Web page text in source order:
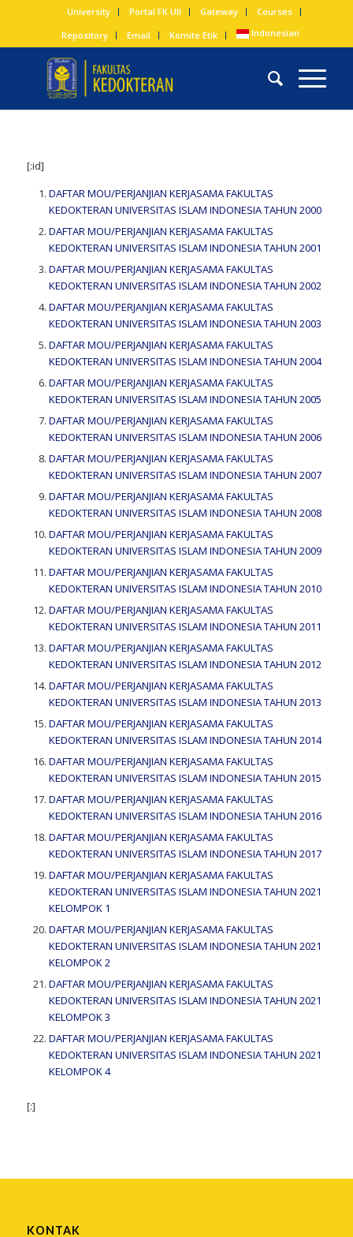
University Portal FK UII Gateway
Courses
Repository
Email Komite Etik Indonesian
[:id]
DAFTAR MOU/PERJANJIAN KERJASAMA FAKULTAS
KEDOKTERAN UNIVERSITAS ISLAM INDONESIA TAHUN 2000
DAFTAR MOU/PERJANJIAN KERJASAMA FAKULTAS
KEDOKTERAN UNIVERSITAS ISLAM INDONESIA TAHUN 2001
DAFTAR MOU/PERJANJIAN KERJASAMA FAKULTAS
KEDOKTERAN UNIVERSITAS ISLAM INDONESIA TAHUN 2002
DAFTAR MOU/PERJANJIAN KERJASAMA FAKULTAS
KEDOKTERAN UNIVERSITAS ISLAM INDONESIA TAHUN 2003
DAFTAR MOU/PERJANJIAN KERJASAMA FAKULTAS
KEDOKTERAN UNIVERSITAS ISLAM INDONESIA TAHUN 2004
DAFTAR MOU/PERJANJIAN KERJASAMA FAKULTAS
KEDOKTERAN UNIVERSITAS ISLAM INDONESIA TAHUN 2005
DAFTAR MOU/PERJANJIAN KERJASAMA FAKULTAS
KEDOKTERAN UNIVERSITAS ISLAM INDONESIA TAHUN 2006
DAFTAR MOU/PERJANJIAN KERJASAMA FAKULTAS
KEDOKTERAN UNIVERSITAS ISLAM INDONESIA TAHUN 2007
DAFTAR MOU/PERJANJIAN KERJASAMA FAKULTAS
KEDOKTERAN UNIVERSITAS ISLAM INDONESIA TAHUN 2008
DAFTAR MOU/PERJANJIAN KERJASAMA FAKULTAS
KEDOKTERAN UNIVERSITAS ISLAM INDONESIA TAHUN 2009
DAFTAR MOU/PERJANJIAN KERJASAMA FAKULTAS
KEDOKTERAN UNIVERSITAS ISLAM INDONESIA TAHUN 2010
DAFTAR MOU/PERJANJIAN KERJASAMA FAKULTAS
KEDOKTERAN UNIVERSITAS ISLAM INDONESIA TAHUN 2011
DAFTAR MOU/PERJANJIAN KERJASAMA FAKULTAS
KEDOKTERAN UNIVERSITAS ISLAM INDONESIA TAHUN 2012
DAFTAR MOU/PERJANJIAN KERJASAMA FAKULTAS
KEDOKTERAN UNIVERSITAS ISLAM INDONESIA TAHUN 2013
DAFTAR MOU/PERJANJIAN KERJASAMA FAKULTAS
KEDOKTERAN UNIVERSITAS ISLAM INDONESIA TAHUN 2014
DAFTAR MOU/PERJANJIAN KERJASAMA FAKULTAS
KEDOKTERAN UNIVERSITAS ISLAM INDONESIA TAHUN 2015
DAFTAR MOU/PERJANJIAN KERJASAMA FAKULTAS
KEDOKTERAN UNIVERSITAS ISLAM INDONESIA TAHUN 2016
DAFTAR MOU/PERJANJIAN KERJASAMA FAKULTAS
KEDOKTERAN UNIVERSITAS ISLAM INDONESIA TAHUN 2017
DAFTAR MOU/PERJANJIAN KERJASAMA FAKULTAS
KEDOKTERAN UNIVERSITAS ISLAM INDONESIA TAHUN 2021
KELOMPOK 1
DAFTAR MOU/PERJANJIAN KERJASAMA FAKULTAS
KEDOKTERAN UNIVERSITAS ISLAM INDONESIA TAHUN 2021
KELOMPOK 2
DAFTAR MOU/PERJANJIAN KERJASAMA FAKULTAS
KEDOKTERAN UNIVERSITAS ISLAM INDONESIA TAHUN 2021
KELOMPOK 3
DAFTAR MOU/PERJANJIAN KERJASAMA FAKULTAS
KEDOKTERAN UNIVERSITAS ISLAM INDONESIA TAHUN 2021
KELOMPOK 4
[:]
KONTAK